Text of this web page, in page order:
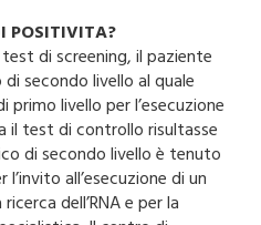
POSITIVITA?
di screening, il paziente
secondo livello al quale
livello per l’esecuzione
il test di controllo risultasse
di secondo livello è tenuto
all’esecuzione di un
dell’RNA e per la